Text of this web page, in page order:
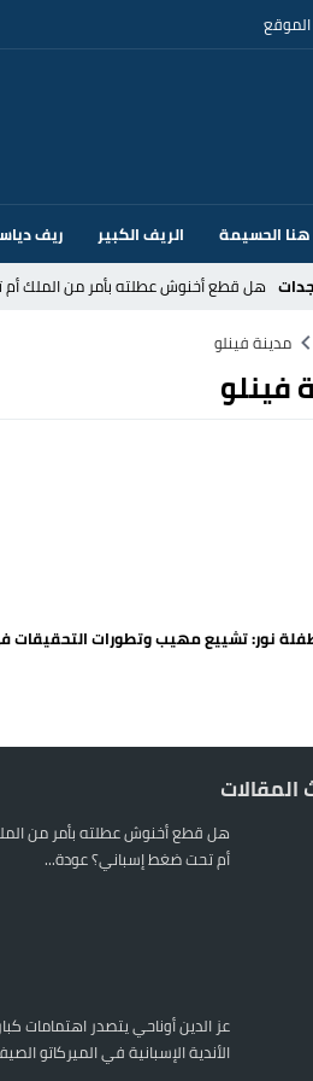
هنا الحسيمة الريف الكبير ريف
هل قطع أخنوش عطلته بأمر من الملك أم
عز الدين أوناحي يتصدر اهتمامات كبار
تغيير تاريخي بحزب الاستقلال بالحسيمة:
مدينة فينلو
فينلو
نور: تشييع مهيب وتطورات التحقيقات
المقالات
هل قطع أخنوش عطلته بأمر من
أم تحت ضغط إسباني؟ عودة...
عز الدين أوناحي يتصدر اهتمامات كبار
الأندية الإسبانية في الميركاتو